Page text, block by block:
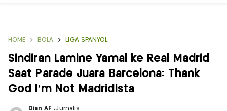
HOME BOLA LIGA SPANYOL
Sindiran Lamine Yamal ke Real Madrid
Saat Parade Juara Barcelona: Thank
God I’m Not Madridista
Dian AF,Jurnalis